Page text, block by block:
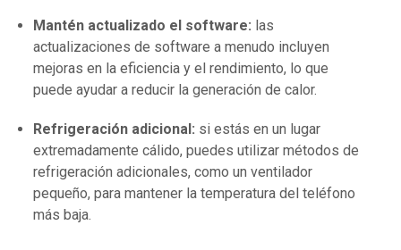
Mantén actualizado el software: las
actualizaciones de software a menudo incluyen
mejoras en la eficiencia y el rendimiento, lo que
puede ayudar a reducir la generación de calor.
Refrigeración adicional: si estás en un lugar
extremadamente cálido, puedes utilizar métodos de
refrigeración adicionales, como un ventilador
pequeño, para mantener la temperatura del teléfono
más baja.